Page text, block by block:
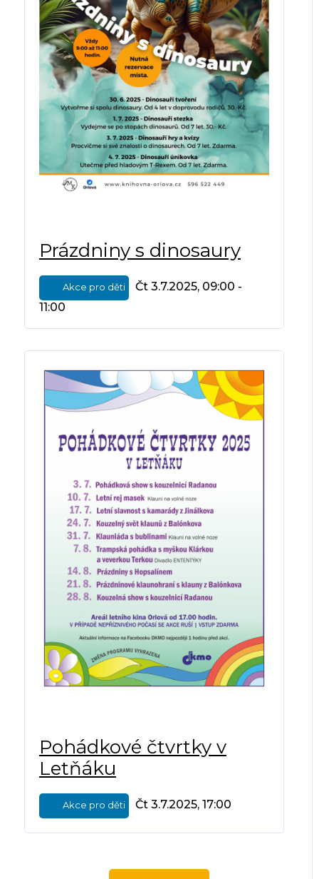
Prázdniny s dinosaury
Akce pro děti
Čt 3.7.2025, 09:00 -
11:00
Pohádkové čtvrtky v
Letňáku
Akce pro děti Čt 3.7.2025, 17:00